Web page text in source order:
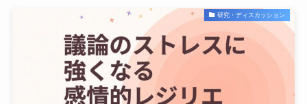
研究・ディスカッション